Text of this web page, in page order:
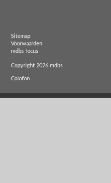
Sitemap
Voorwaarden
mdbs focus
Copyright 2026 mdbs
Colofon